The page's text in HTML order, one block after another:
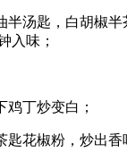
半汤匙，白胡椒半
入味；
丁炒变白；
花椒粉，炒出香